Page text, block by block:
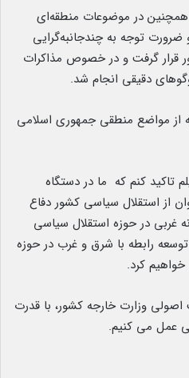
همچنین در موضوعات منطقه‌ای
ضرورت توجه به چندجانبه‌گرایی
قرار گرفت و در خصوص مذاکرات
دقیقی انجام شد.
از مواضع منطقی جمهوری اسلامی
تاکید کنم که ما در دستگاه
از استقلال سیاسی کشور دفاع
غربی در حوزه استقلال سیاسی
رابطه با شرق و غرب در حوزه
کرد.
وزارت خارجه کشور، با قدرت
عمل می کنیم.